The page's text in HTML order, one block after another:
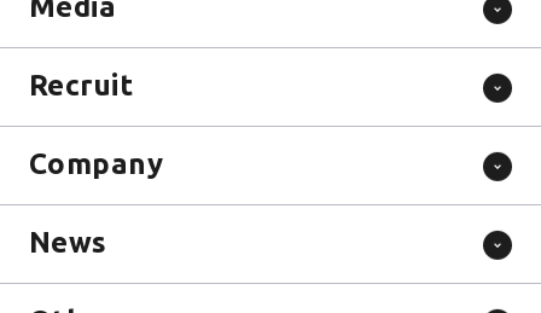
Media
Recruit
Company
News